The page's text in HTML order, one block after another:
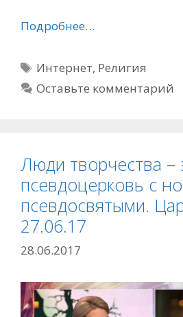
Подробнее…
Метки
Интернет, Религия
Оставьте комментарий
Люди творчества –
псевдоцерковь с
псевдосвятыми.
27.06.17
28.06.2017